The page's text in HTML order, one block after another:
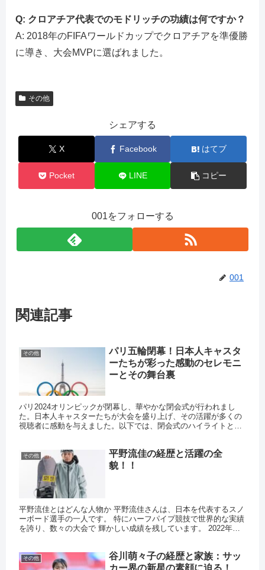
Q: クロアチア代表でのモドリッチの功績は何ですか？
A: 2018年のFIFAワールドカップでクロアチアを準優勝
に導き、大会MVPに選ばれました。
その他
シェアする
X Facebook はてブ
Pocket LINE コピー
001をフォローする
001
関連記事
その他
パリ五輪閉幕！日本人キャスタ
ーたちが彩った感動のセレモニ
ーとその舞台裏
パリ2024オリンピックが閉幕し、華やかな閉会式が行われまし
た。日本人キャスターたちが大会を盛り上げ、その活躍が多くの
視聴者に感動を与えました。以下では、閉会式のハイライトと日
その他
平野流佳の経歴と活躍の全
貌！！
平野流佳とはどんな人物か 平野流佳さんは、日本を代表するスノ
ーボード選手の一人です。 特にハーフパイプ競技で世界的な実績
を誇り、数々の大会で 輝かしい成績を残しています。 2022年のX
その他
谷川萌々子の経歴と家族：サッ